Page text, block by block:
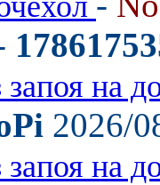
на
2026/
на